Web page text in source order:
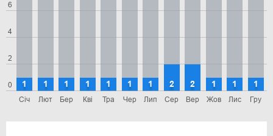
0
2
4
6
Січ
1
Лют
1
Бер
1
Кві
1
Тра
1
Чер
1
Лип
1
Сер
2
Вер
2
Жов
1
Лис
1
Гру
1